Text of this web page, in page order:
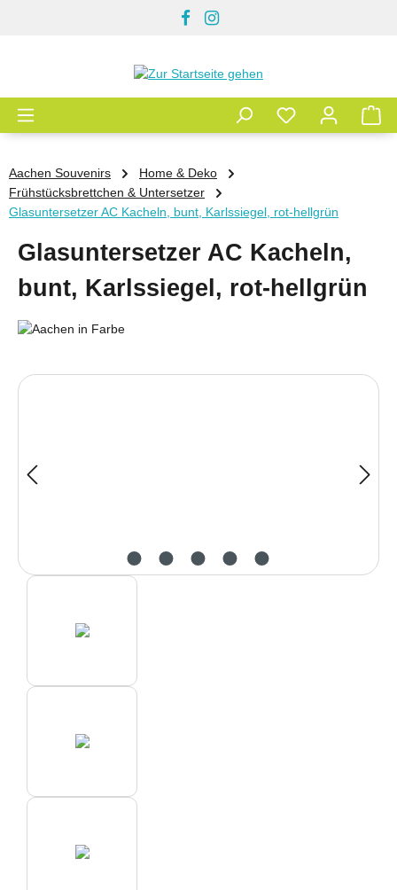
Aachen Souvenirs
Home & Deko
Frühstücksbrettchen & Untersetzer
Glasuntersetzer AC Kacheln, bunt, Karlssiegel, rot-hellgrün
Glasuntersetzer AC Kacheln,
bunt, Karlssiegel, rot-hellgrün
Bildergalerie überspringen